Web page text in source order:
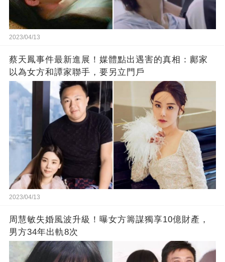
2023/04/13
蔡天鳳事件最新進展！媒體點出遇害的真相：鄺家
以為女方和譚家聯手，要另立門戶
2023/04/13
周慧敏失婚風波升級！曝女方籌謀獨享10億財產，
男方34年出軌8次